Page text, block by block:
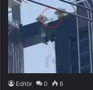
Editör 0 6